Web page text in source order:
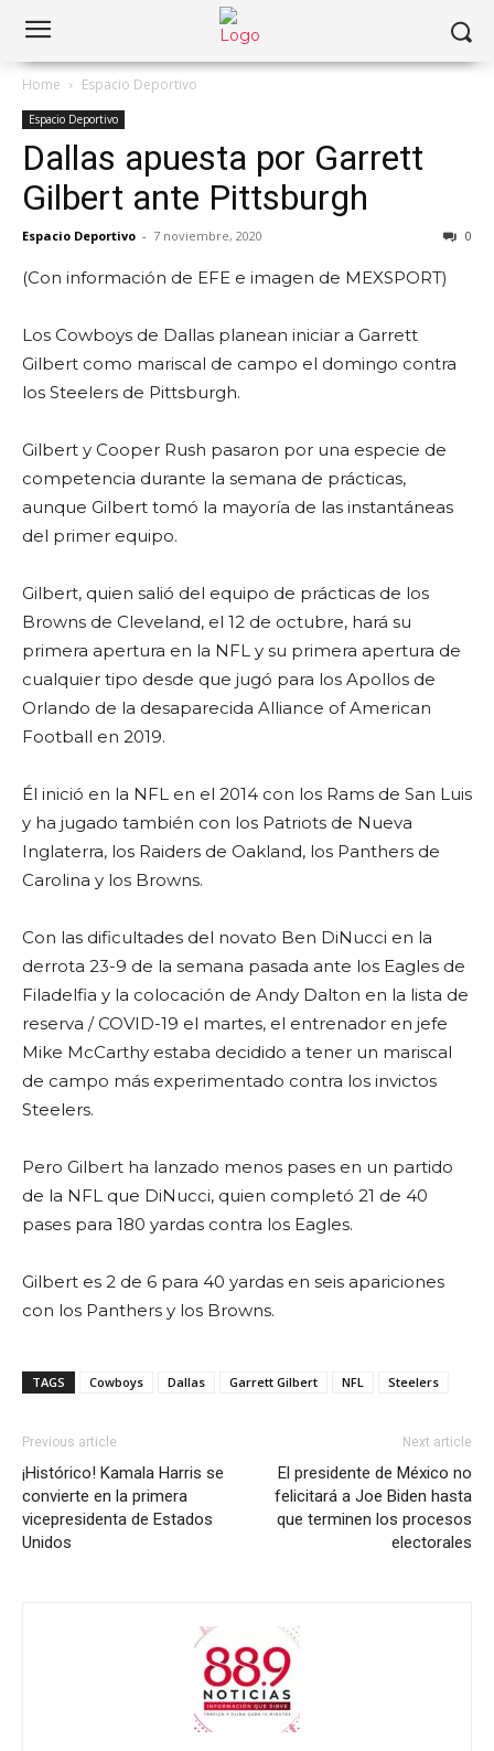
Home Espacio Deportivo
Espacio Deportivo
Dallas apuesta por Garrett
Gilbert ante Pittsburgh
Espacio Deportivo - 7 noviembre, 2020 0
(Con información de EFE e imagen de MEXSPORT)
Los Cowboys de Dallas planean iniciar a Garrett
Gilbert como mariscal de campo el domingo contra
los Steelers de Pittsburgh.
Gilbert y Cooper Rush pasaron por una especie de
competencia durante la semana de prácticas,
aunque Gilbert tomó la mayoría de las instantáneas
del primer equipo.
Gilbert, quien salió del equipo de prácticas de los
Browns de Cleveland, el 12 de octubre, hará su
primera apertura en la NFL y su primera apertura de
cualquier tipo desde que jugó para los Apollos de
Orlando de la desaparecida Alliance of American
Football en 2019.
Él inició en la NFL en el 2014 con los Rams de San Luis
y ha jugado también con los Patriots de Nueva
Inglaterra, los Raiders de Oakland, los Panthers de
Carolina y los Browns.
Con las dificultades del novato Ben DiNucci en la
derrota 23-9 de la semana pasada ante los Eagles de
Filadelfia y la colocación de Andy Dalton en la lista de
reserva / COVID-19 el martes, el entrenador en jefe
Mike McCarthy estaba decidido a tener un mariscal
de campo más experimentado contra los invictos
Steelers.
Pero Gilbert ha lanzado menos pases en un partido
de la NFL que DiNucci, quien completó 21 de 40
pases para 180 yardas contra los Eagles.
Gilbert es 2 de 6 para 40 yardas en seis apariciones
con los Panthers y los Browns.
TAGS Cowboys Dallas Garrett Gilbert NFL Steelers
Previous article
¡Histórico! Kamala Harris se
convierte en la primera
vicepresidenta de Estados
Unidos
Next article
El presidente de México no
felicitará a Joe Biden hasta
que terminen los procesos
electorales